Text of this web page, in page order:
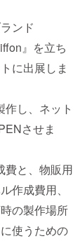
ンド
』を立ち
に出展しま
作し、ネット
させま
費と、物販用
作成費用、
の製作場所
使うための